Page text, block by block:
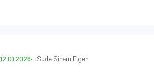
12.01.2026 Sude Sinem Figen